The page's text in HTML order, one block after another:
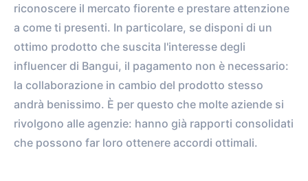
riconoscere il mercato fiorente e prestare attenzione
a come ti presenti. In particolare, se disponi di un
ottimo prodotto che suscita l'interesse degli
influencer di Bangui, il pagamento non è necessario:
la collaborazione in cambio del prodotto stesso
andrà benissimo. È per questo che molte aziende si
rivolgono alle agenzie: hanno già rapporti consolidati
che possono far loro ottenere accordi ottimali.